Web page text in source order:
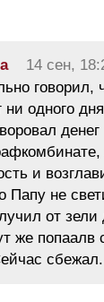
14 сен,
ни одного
денег
и
Папу не
от
же попаалв
сбежал.